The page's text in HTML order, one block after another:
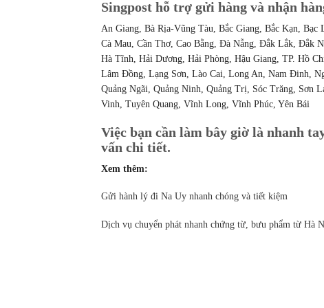
Singpost hỗ trợ gửi hàng và nhận
An Giang, Bà Rịa-Vũng Tàu, Bắc Giang, Bắc Kạn,
Cà Mau, Cần Thơ, Cao Bằng, Đà Nẵng, Đắk Lắk, Đắk
Hà Tĩnh, Hải Dương, Hải Phòng, Hậu Giang, TP. Hồ
Lâm Đồng, Lạng Sơn, Lào Cai, Long An, Nam Đinh,
Quảng Ngãi, Quảng Ninh, Quảng Trị, Sóc Trăng, Sơn
Vinh, Tuyên Quang, Vĩnh Long, Vĩnh Phúc, Yên Bái
Việc bạn cần làm bây giờ là nhanh
vấn chi tiết.
Xem thêm:
Gửi hành lý đi Na Uy nhanh chóng và tiết kiệm
Dịch vụ chuyển phát nhanh chứng từ, bưu phẩm từ Hà